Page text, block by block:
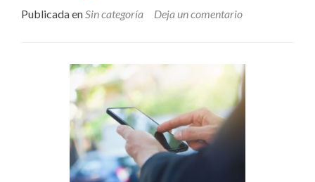
017
nuevo
número
gratuito
de
ayuda
en
materia
de
ciberseguridad
Publicada enSin categoría Deja un comentario